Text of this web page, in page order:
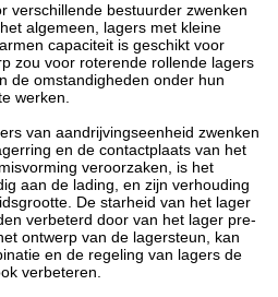
verschillende bestuurder zwenken
algemeen, lagers met kleine
capaciteit is geschikt voor
zou voor roterende rollende lagers
de omstandigheden onder hun
werken.
van aandrijvingseenheid zwenken
en de contactplaats van het
veroorzaken, is het
aan de lading, en zijn verhouding
De starheid van het lager
verbeterd door van het lager pre-
ontwerp van de lagersteun, kan
en de regeling van lagers de
verbeteren.